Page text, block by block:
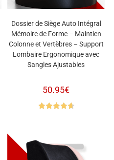
Dossier de Siège Auto Intégral
Mémoire de Forme – Maintien
Colonne et Vertèbres – Support
Lombaire Ergonomique avec
Sangles Ajustables
50.95€